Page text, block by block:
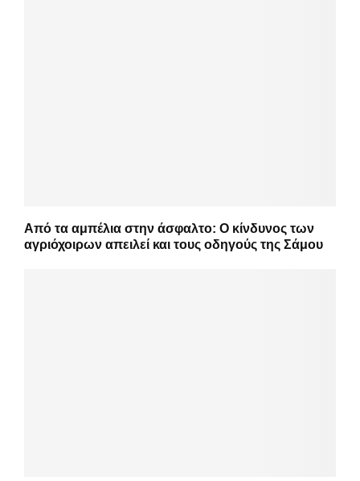
Από τα αμπέλια στην άσφαλτο: Ο κίνδυνος των
αγριόχοιρων απειλεί και τους οδηγούς της Σάμου